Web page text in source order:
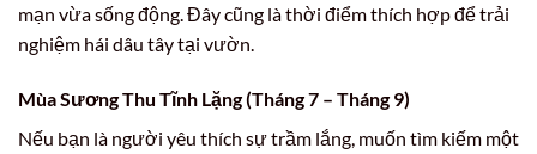
mạn vừa sống động. Đây cũng là thời điểm thích hợp để trải
nghiệm hái dâu tây tại vườn.
Mùa Sương Thu Tĩnh Lặng (Tháng 7 – Tháng 9)
Nếu bạn là người yêu thích sự trầm lắng, muốn tìm kiếm một